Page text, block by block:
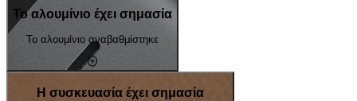
Το αλουμίνιο έχει σημασία
Το αλουμίνιο αναβαθμίστηκε
Η συσκευασία έχει σημασία